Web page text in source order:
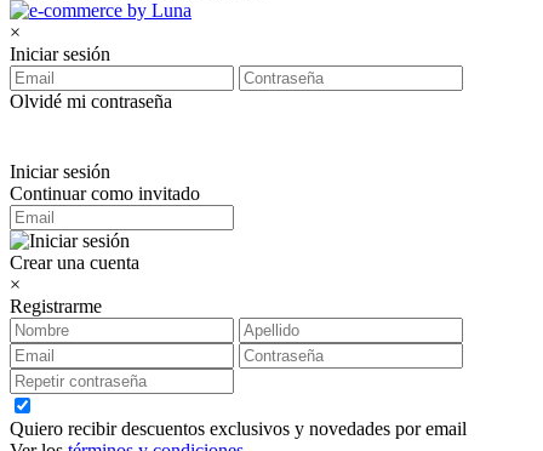
×
Iniciar sesión
Olvidé mi contraseña
Iniciar sesión
Continuar como invitado
Crear una cuenta
×
Registrarme
Quiero recibir descuentos exclusivos y novedades por email